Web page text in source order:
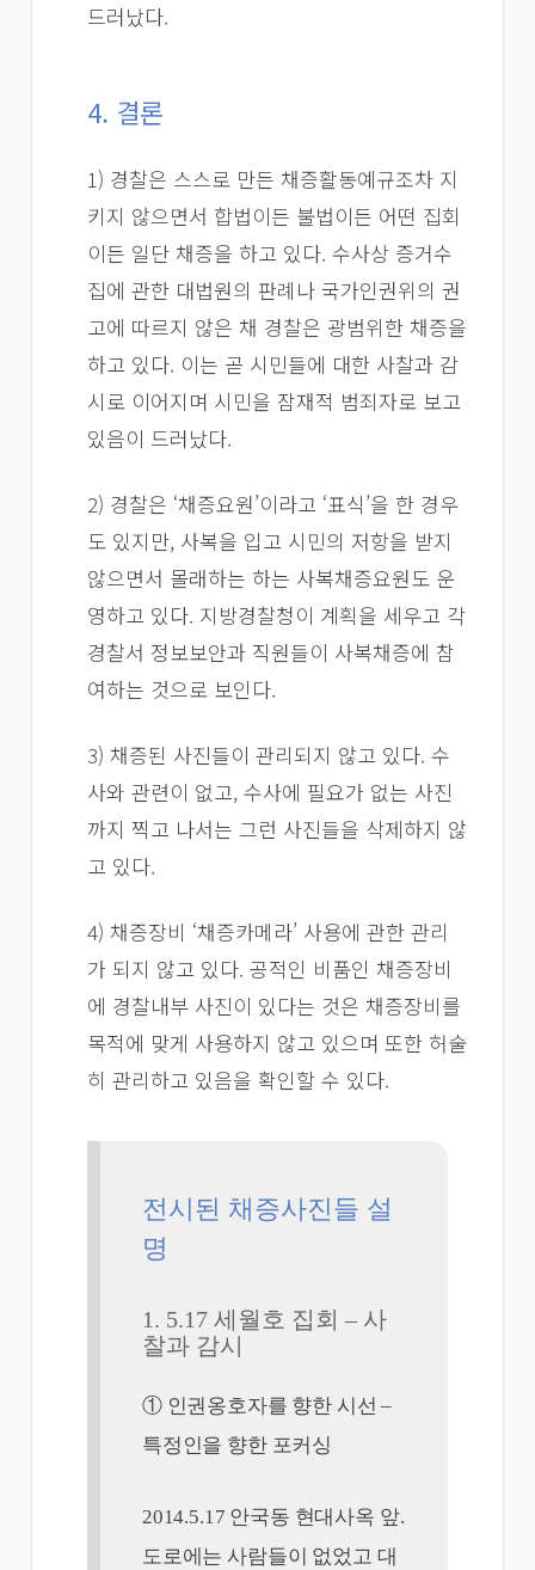
드러났다.
4. 결론
1) 경찰은 스스로 만든 채증활동예규조차 지
키지 않으면서 합법이든 불법이든 어떤 집회
이든 일단 채증을 하고 있다. 수사상 증거수
집에 관한 대법원의 판례나 국가인권위의 권
고에 따르지 않은 채 경찰은 광범위한 채증을
하고 있다. 이는 곧 시민들에 대한 사찰과 감
시로 이어지며 시민을 잠재적 범죄자로 보고
있음이 드러났다.
2) 경찰은 ‘채증요원’이라고 ‘표식’을 한 경우
도 있지만, 사복을 입고 시민의 저항을 받지
않으면서 몰래하는 하는 사복채증요원도 운
영하고 있다. 지방경찰청이 계획을 세우고 각
경찰서 정보보안과 직원들이 사복채증에 참
여하는 것으로 보인다.
3) 채증된 사진들이 관리되지 않고 있다. 수
사와 관련이 없고, 수사에 필요가 없는 사진
까지 찍고 나서는 그런 사진들을 삭제하지 않
고 있다.
4) 채증장비 ‘채증카메라’ 사용에 관한 관리
가 되지 않고 있다. 공적인 비품인 채증장비
에 경찰내부 사진이 있다는 것은 채증장비를
목적에 맞게 사용하지 않고 있으며 또한 허술
히 관리하고 있음을 확인할 수 있다.
전시된 채증사진들 설
명
1. 5.17 세월호 집회 – 사
찰과 감시
① 인권옹호자를 향한 시선 –
특정인을 향한 포커싱
2014.5.17 안국동 현대사옥 앞.
도로에는 사람들이 없었고 대